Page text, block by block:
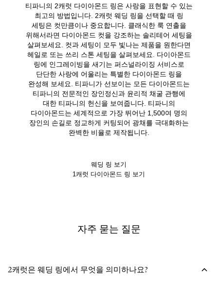
티파니의 2캐럿 다이아몬드 링은 사랑을 표현할 수 있는
최고의 방법입니다. 2캐럿 웨딩 링을 선택할 때 링
세팅은 컷만큼이나 중요합니다. 클래식한 룩 연출을
위해서라면 다이아몬드 컷을 강조하는 솔리테어 세팅을
살펴보세요. 컷과 세팅이 모두 빛나는 제품을 원한다면
헤일로 또는 쓰리 스톤 세팅을 살펴보세요. 다이아몬드
링에 인그레이빙을 새기는 퍼스널라이징 서비스로
단단한 사랑에 어울리는 특별한 다이아몬드 링을
완성해 보세요. 티파니가 선보이는 모든 다이아몬드는
티파니의 전문적인 장인정신과 윤리적 채굴 관행에
대한 티파니의 헌신을 보여줍니다. 티파니의
다이아몬드는 세계적으로 가장 뛰어난 1,500여 명의
장인의 손길로 정교하게 커팅되어 광채를 극대화하는
완벽한 비율로 제작됩니다.
웨딩 링 보기
1캐럿 다이아몬드 링 보기
자주 묻는 질문
2캐럿은 웨딩 링에서 무엇을 의미하나요?